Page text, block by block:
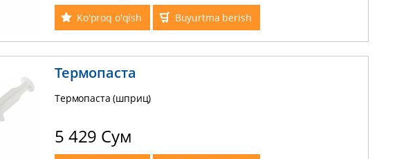
Ko'proq o'qish Buyurtma berish
Термопаста
Термопаста (шприц)
5 429 Сум